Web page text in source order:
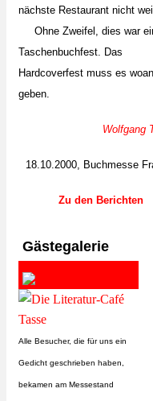
nächste Restaurant nicht
Ohne Zweifel, dies war
Taschenbuchfest. Das
Hardcoverfest muss es
geben.
Wolfgang
18.10.2000, Buchmesse
Zu den Berichten
Gästegalerie
Alle Besucher, die für uns ein
Gedicht geschrieben haben,
bekamen am Messestand